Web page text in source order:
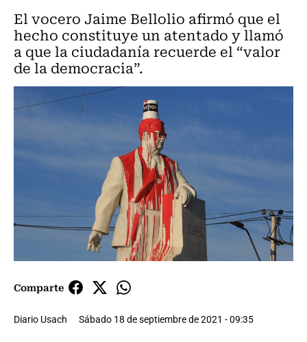
El vocero Jaime Bellolio afirmó que el
hecho constituye un atentado y llamó
a que la ciudadanía recuerde el “valor
de la democracia”.
Comparte
Diario Usach Sábado 18 de septiembre de 2021 - 09:35